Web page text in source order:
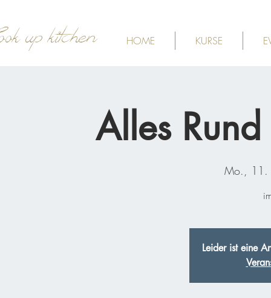
up kitchen HOME KURSE
Alles
Mo., 11.
Leider ist eine